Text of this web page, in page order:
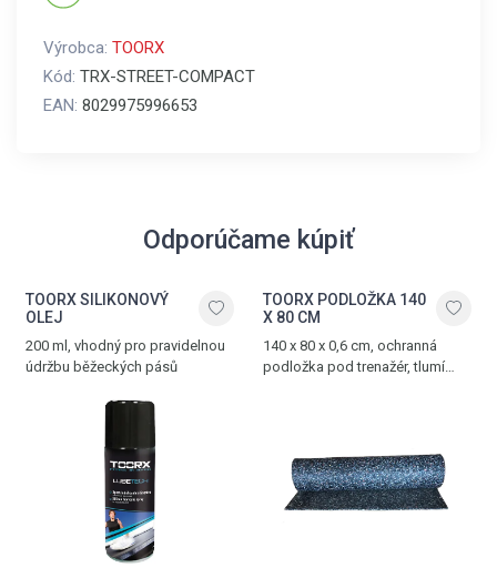
Výrobca: TOORX
Kód: TRX-STREET-COMPACT
EAN: 8029975996653
Odporúčame kúpiť
TOORX SILIKONOVÝ
OLEJ
200 ml, vhodný pro pravidelnou
údržbu běžeckých pásů
TOORX PODLOŽKA 140
X 80 CM
140 x 80 x 0,6 cm, ochranná
podložka pod trenažér, tlumí